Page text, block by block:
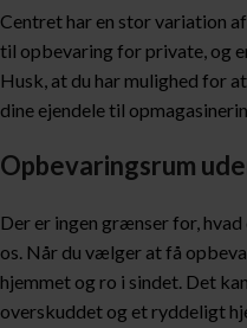
Centret har en stor variation
til opbevaring for private, og
Husk, at du har mulighed for at
dine ejendele til
Opbevaringsrum
Der er ingen grænser for,
os. Når du vælger at få
hjemmet og ro i sindet. Det
overskuddet og et ryddeligt